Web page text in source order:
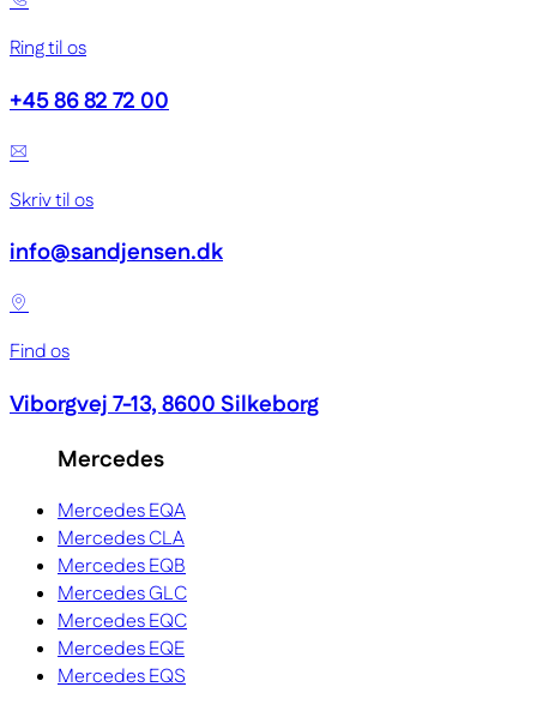
Ring til os
+45 86 82 72 00
Skriv til os
info@sandjensen.dk
Find os
Viborgvej 7-13, 8600 Silkeborg
Mercedes
Mercedes EQA
Mercedes CLA
Mercedes EQB
Mercedes GLC
Mercedes EQC
Mercedes EQE
Mercedes EQS